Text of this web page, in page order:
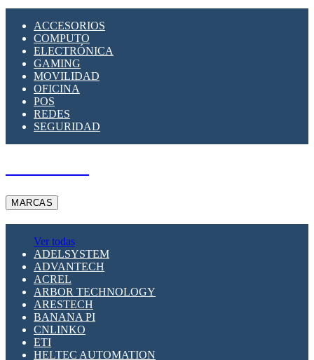
SUPRESOR DE TRANSIENTES SPDS PARA
APLICACIONES FOTOVOLTAICAS
ACCESORIOS
COMPUTO
ELECTRÓNICA
GAMING
MOVILIDAD
OFICINA
POS
REDES
SEGURIDAD
MARCAS
Ver todas
ADELSYSTEM
ADVANTECH
ACREL
ARBOR TECHNOLOGY
ARESTECH
BANANA PI
CNLINKO
ETI
HELTEC AUTOMATION